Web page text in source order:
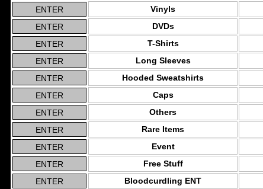
Vinyls
DVDs
T-Shirts
Long Sleeves
Hooded Sweatshirts
Caps
Others
Rare Items
Event
Free Stuff
Bloodcurdling ENT